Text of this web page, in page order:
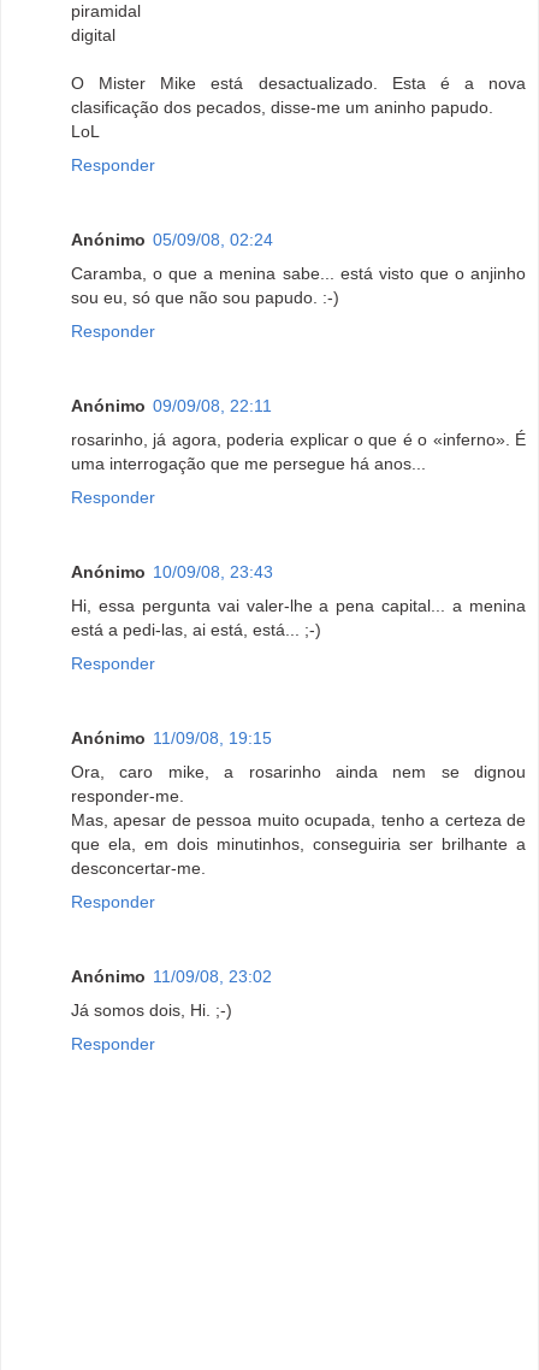
piramidal
digital
O Mister Mike está desactualizado. Esta é a nova
clasificação dos pecados, disse-me um aninho papudo.
LoL
Responder
Anónimo 05/09/08, 02:24
Caramba, o que a menina sabe... está visto que o anjinho
sou eu, só que não sou papudo. :-)
Responder
Anónimo 09/09/08, 22:11
rosarinho, já agora, poderia explicar o que é o «inferno». É
uma interrogação que me persegue há anos...
Responder
Anónimo 10/09/08, 23:43
Hi, essa pergunta vai valer-lhe a pena capital... a menina
está a pedi-las, ai está, está... ;-)
Responder
Anónimo 11/09/08, 19:15
Ora, caro mike, a rosarinho ainda nem se dignou
responder-me.
Mas, apesar de pessoa muito ocupada, tenho a certeza de
que ela, em dois minutinhos, conseguiria ser brilhante a
desconcertar-me.
Responder
Anónimo 11/09/08, 23:02
Já somos dois, Hi. ;-)
Responder